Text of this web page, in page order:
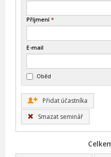
Příjmení *
E-mail
Oběd
+
Přidat účastníka
Smazat seminář